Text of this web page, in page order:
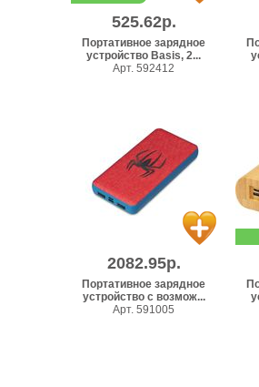
525.62р.
Портативное зарядное
устройство Basis, 2...
Арт. 592412
2082.95р.
Портативное зарядное
устройство с возмож...
Арт. 591005